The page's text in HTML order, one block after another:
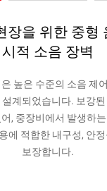
장을 위한 중형
시적 소음 장벽
높은 수준의 소음 제
계되었습니다. 보강
, 중장비에서 발생하
에 적합한 내구성, 안
보장합니다.